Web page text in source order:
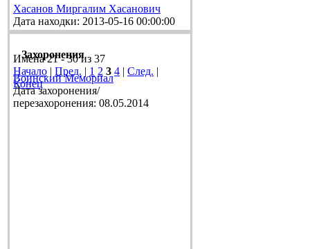
Хасанов Миргалим Хасанович
Дата находки: 2013-05-16 00:00:00
Имена 21 - 30 из 37
Начало | Пред. | 1 2 3 4 | След. |
Конец
Захоронения
Воинский Мемориал
Дата захоронения/
перезахоронения: 08.05.2014